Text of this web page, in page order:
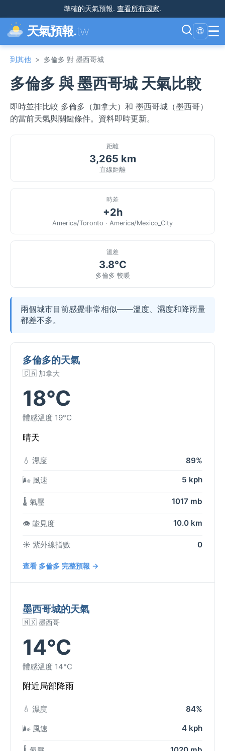
準確的天氣預報. 查看所有國家.
天氣預報.tw 🌐 ☰
到其他 > 多倫多 對 墨西哥城
多倫多 與 墨西哥城 天氣比較
即時並排比較 多倫多（加拿大）和 墨西哥城（墨西哥）
的當前天氣與關鍵條件。資料即時更新。
距離
3,265 km
直線距離
時差
+2h
America/Toronto · America/Mexico_City
溫差
3.8°C
多倫多 較暖
兩個城市目前感覺非常相似——溫度、濕度和降雨量
都差不多。
多倫多的天氣
🇨🇦 加拿大
18°C
體感溫度 19°C
晴天
💧 濕度 89%
🌬️ 風速 5 kph
🌡️ 氣壓 1017 mb
👁️ 能見度 10.0 km
☀️ 紫外線指數 0
查看 多倫多 完整預報 →
墨西哥城的天氣
🇲🇽 墨西哥
14°C
體感溫度 14°C
附近局部降雨
💧 濕度 84%
🌬️ 風速 4 kph